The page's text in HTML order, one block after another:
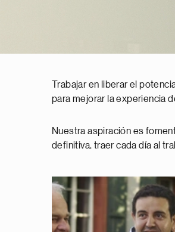
Trabajar en liberar el
para mejorar la experiencia
Nuestra aspiración es
definitiva, traer cada día al